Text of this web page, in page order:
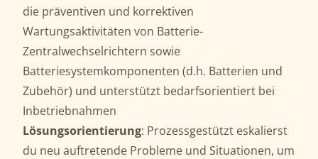
die präventiven und korrektiven
Wartungsaktivitäten von Batterie-
Zentralwechselrichtern sowie
Batteriesystemkomponenten (d.h. Batterien und
Zubehör) und unterstützt bedarfsorientiert bei
Inbetriebnahmen
Lösungsorientierung: Prozessgestützt eskalierst
du neu auftretende Probleme und Situationen, um